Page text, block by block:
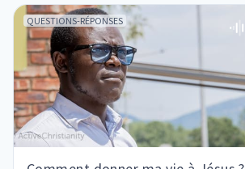
QUESTIONS-RÉPONSES